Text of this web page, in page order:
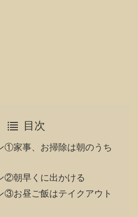
目次
①家事、お掃除は朝のうち
②朝早くに出かける
③お昼ご飯はテイクアウト